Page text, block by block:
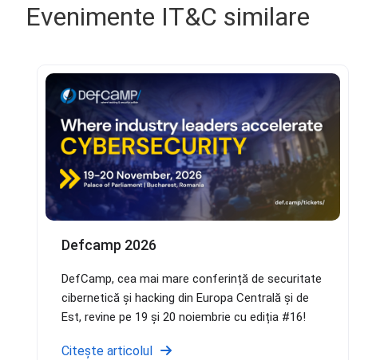
Evenimente IT&C similare
Defcamp 2026
DefCamp, cea mai mare conferință de securitate
cibernetică și hacking din Europa Centrală și de
Est, revine pe 19 și 20 noiembrie cu ediția #16!
Citește articolul